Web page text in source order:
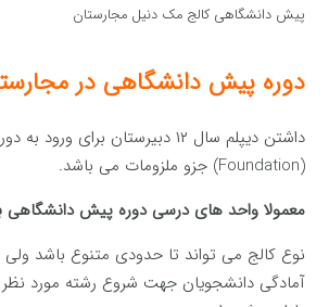
پیش دانشگاهی کالج مک دنیل مجارستان
دوره پیش دانشگاهی در
داشتن دیپلم سال ۱۲ دبیرستان برای
(Foundation) جزو ملزومات می باشد.
معمولا واحد های درسی دوره پیش دانشگاهی
نوع کالج می تواند تا حدودی متنوع باشد
آمادگی دانشجویان جهت شروع رشته مورد نظر